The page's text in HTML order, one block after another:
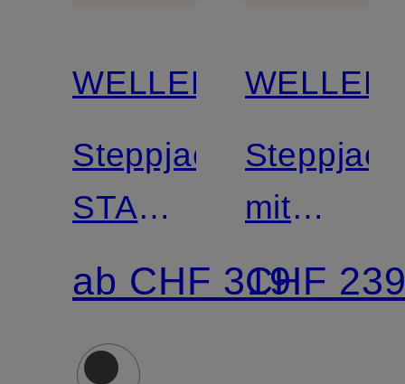
WELLENSTEYN
Steppjacke
STARSTREAM
mit
abnehmbarer
Kapuze
ab CHF 319
mit
AURA-
CHF